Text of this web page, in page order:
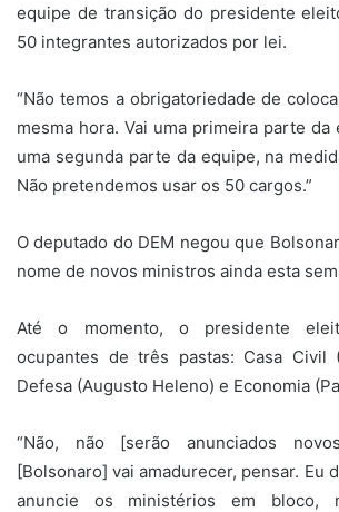
equipe de transição do presidente
50 integrantes autorizados por lei.
“Não temos a obrigatoriedade de
mesma hora. Vai uma primeira parte da
uma segunda parte da equipe, na
Não pretendemos usar os 50 cargos.”
O deputado do DEM negou que
nome de novos ministros ainda esta
Até o momento, o presidente
ocupantes de três pastas: Casa Civil
Defesa (Augusto Heleno) e Economia
“Não, não [serão anunciados
[Bolsonaro] vai amadurecer, pensar. Eu
anuncie os ministérios em bloco,